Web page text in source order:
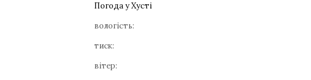
Погода уХусті
вологість:
тиск:
вітер: